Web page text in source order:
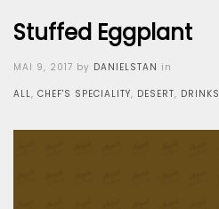
Stuffed Eggplant
Posted
on
MAI 9, 2017 by DANIELSTAN in
ALL, CHEF'S SPECIALITY, DESERT, DRINKS